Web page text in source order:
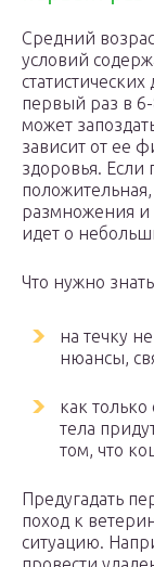
Средний
условий
первый раз в 6-
может
зависит от ее
здоровья. Если
размножения и
идет о
Что нужно
на течку
нюансы,
как
тела
том, что
Предугадать
поход к
ситуацию.